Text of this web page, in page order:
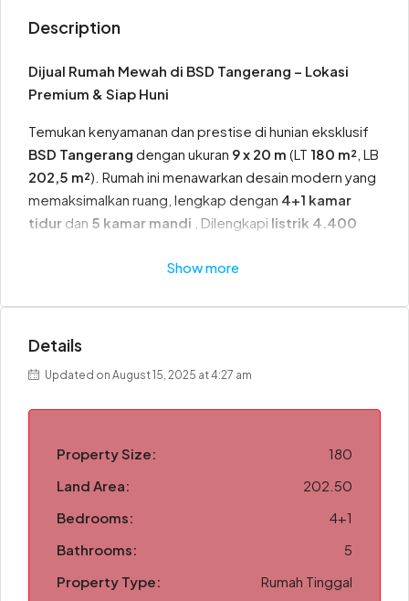
Description
Dijual Rumah Mewah di BSD Tangerang – Lokasi
Premium & Siap Huni
Temukan kenyamanan dan prestise di hunian eksklusif
BSD Tangerang dengan ukuran 9 x 20 m (LT 180 m² , LB
202,5 m²). Rumah ini menawarkan desain modern yang
memaksimalkan ruang, lengkap dengan 4+1 kamar
tidur dan 5 kamar mandi , Dilengkapi listrik 4.400
kepastian hukum yang aman
perbelanjaan, sekolah internasional, akses tol, dan
berbagai fasilitas premium, menjadikannya pilihan ideal
Show more
Details
Updated on August 15, 2025 at 4:27 am
Property Size:
180
Land Area:
202.50
Bedrooms:
4+1
Bathrooms:
5
Property Type:
Rumah Tinggal